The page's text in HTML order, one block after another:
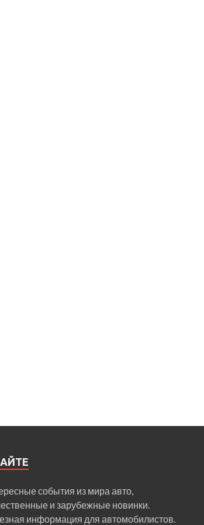
события из мира авто,
и зарубежные новинки.
информация для автомобилистов.